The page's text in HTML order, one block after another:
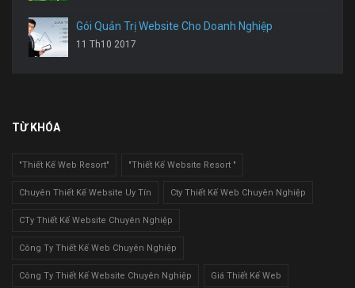
Gói Quản Trị Website Cho Doanh Nghiệp
11 Th10 2017
TỪ KHÓA
"Thiết Kế Web Resort" "Thiết Kế Website Resort "
Chuyên Thiết Kế Website Uy Tín Cty Thiết Kế Web Chuyên Nghiệp
CTy Thiết Kế Website Chuyên Nghiệp
Công Ty Thiết Kế Web Chuyên Nghiệp
Công Ty Thiết Kế Website Chuyên Nghiệp Giá Thiết Kế Web